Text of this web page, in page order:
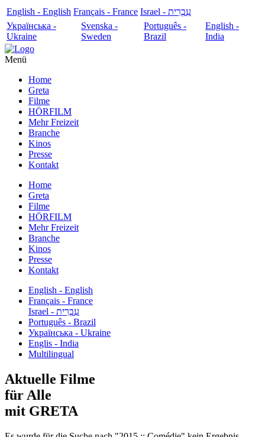
English - English Français - France
עִבְרִית - Israel
Українська -
Ukraine
Svenska -
Sweden
Português -
Brazil
English -
India
Menü
Home
Greta
Filme
HÖRFILM
Mehr Freizeit
Branche
Kinos
Presse
Kontakt
Home
Greta
Filme
HÖRFILM
Mehr Freizeit
Branche
Kinos
Presse
Kontakt
English - English
Français - France
עִבְרִית - Israel
Português - Brazil
Українська - Ukraine
Englis - India
Multilingual
Aktuelle Filme
für Alle
mit GRETA